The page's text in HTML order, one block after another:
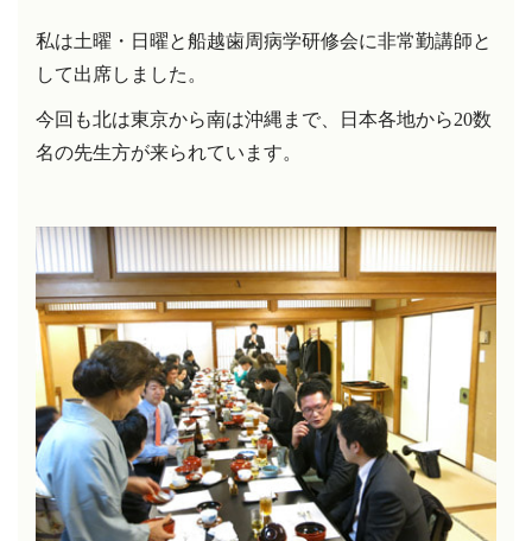
私は土曜・日曜と船越歯周病学研修会に非常勤講師と
して出席しました。
今回も北は東京から南は沖縄まで、日本各地から20数
名の先生方が来られています。